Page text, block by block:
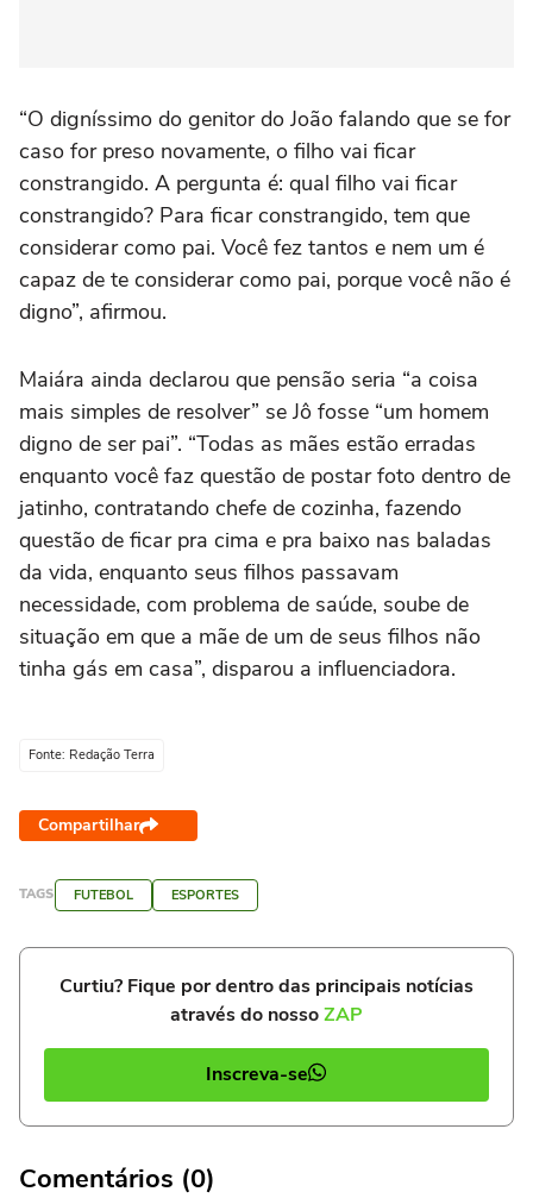
“O digníssimo do genitor do João falando que se for
caso for preso novamente, o filho vai ficar
constrangido. A pergunta é: qual filho vai ficar
constrangido? Para ficar constrangido, tem que
considerar como pai. Você fez tantos e nem um é
capaz de te considerar como pai, porque você não é
digno”, afirmou.
Maiára ainda declarou que pensão seria “a coisa
mais simples de resolver” se Jô fosse “um homem
digno de ser pai”. “Todas as mães estão erradas
enquanto você faz questão de postar foto dentro de
jatinho, contratando chefe de cozinha, fazendo
questão de ficar pra cima e pra baixo nas baladas
da vida, enquanto seus filhos passavam
necessidade, com problema de saúde, soube de
situação em que a mãe de um de seus filhos não
tinha gás em casa”, disparou a influenciadora.
Fonte: Redação Terra
Compartilhar
TAGS FUTEBOL ESPORTES
Curtiu? Fique por dentro das principais notícias
através do nossoZAP
Inscreva-se
Comentários (0)